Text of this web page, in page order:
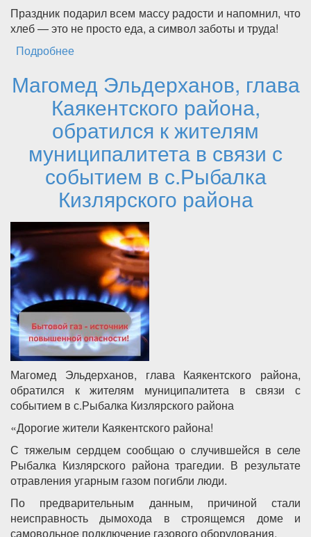
Праздник подарил всем массу радости и напомнил, что
хлеб — это не просто еда, а символ заботы и труда!
Подробнее
Магомед Эльдерханов, глава
Каякентского района,
обратился к жителям
муниципалитета в связи с
событием в с.Рыбалка
Кизлярского района
Магомед Эльдерханов, глава Каякентского района,
обратился к жителям муниципалитета в связи с
событием в с.Рыбалка Кизлярского района
«Дорогие жители Каякентского района!
С тяжелым сердцем сообщаю о случившейся в селе
Рыбалка Кизлярского района трагедии. В результате
отравления угарным газом погибли люди.
По предварительным данным, причиной стали
неисправность дымохода в строящемся доме и
самовольное подключение газового оборудования.